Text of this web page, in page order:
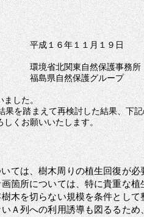
平成１６年１１月１９日
環境省北関東自然保護事務所
福島県自然保護グループ
した。
果を踏まえて再検討した結果、下
くお願いいたします。
ては、樹木周りの植生回復が必
箇所については、特に貴重な植
木を切らない規模を条件として
Ａ列への利用誘導も図るるため